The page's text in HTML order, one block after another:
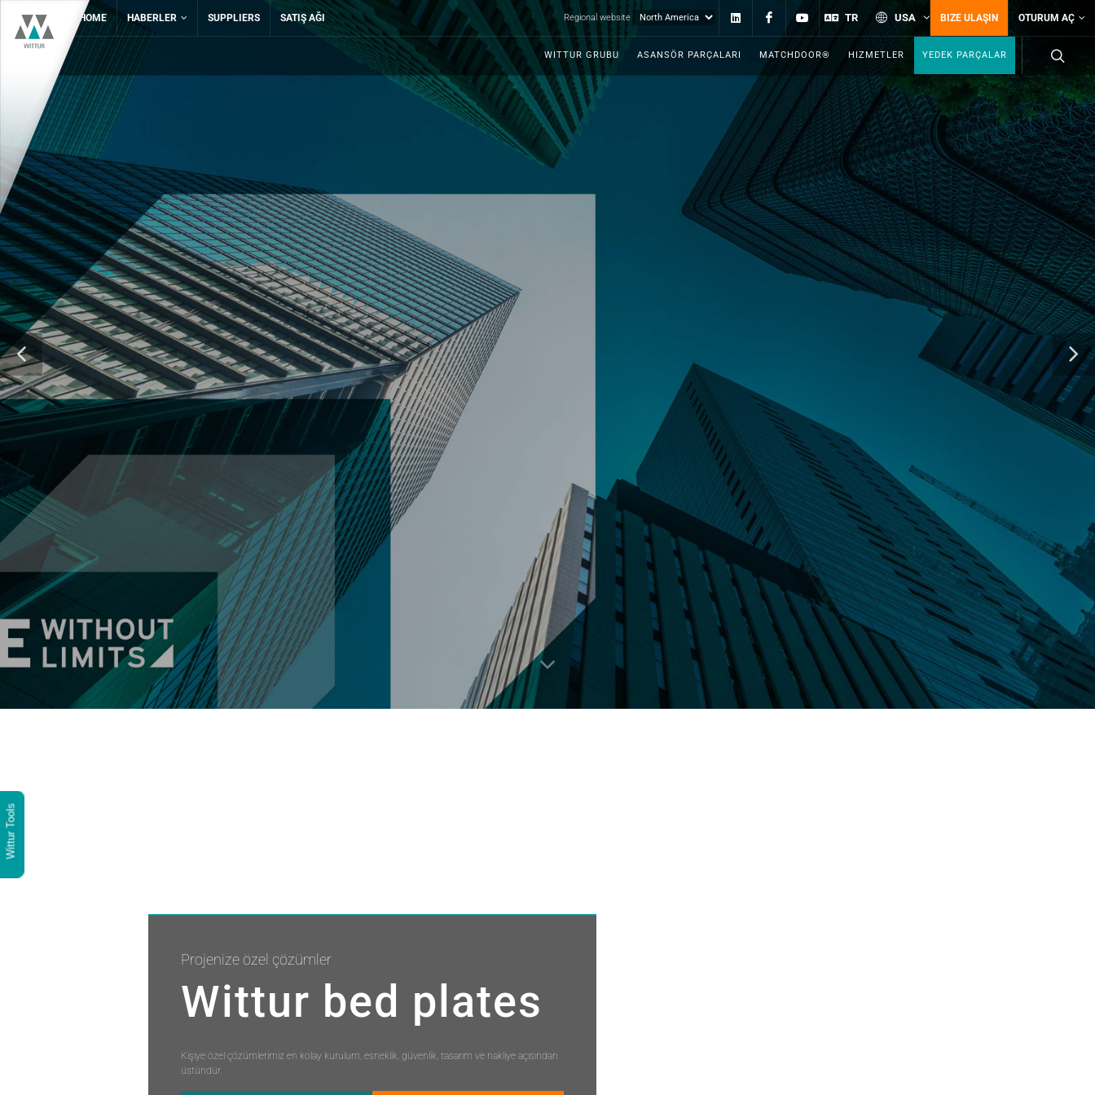
Wittur Tools
HOME HABERLER SUPPLIERS SATIŞ AĞI Regional website Linkedin FacebookYouTube
TR USA BIZE ULAŞIN OTURUM AÇ
WITTUR GRUBU ASANSÖR PARÇALARI MATCHDOOR® HIZMETLER YEDEK PARÇALAR
Projenize özel çözümler
Wittur bed plates
Kişiye özel çözümlerimiz en kolay kurulum, esneklik, güvenlik, tasarım ve nakliye açısından
üstündür.